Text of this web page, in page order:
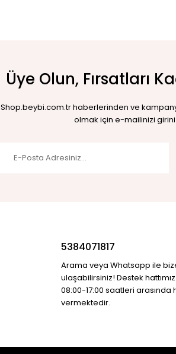
Üye Olun, Fırsatları
Shop.beybi.com.tr haberlerinden ve
olmak için e-mailinizi
5384071817
Arama veya Whatsapp ile
ulaşabilirsiniz! Destek
08:00-17:00 saatleri arasında
vermektedir.